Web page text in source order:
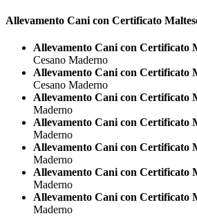
Allevamento Cani con Certificato
Allevamento Cani con Certificato
Cesano Maderno
Allevamento Cani con Certificato
Cesano Maderno
Allevamento Cani con Certificato
Maderno
Allevamento Cani con Certificato
Maderno
Allevamento Cani con Certificato
Maderno
Allevamento Cani con Certificato
Maderno
Allevamento Cani con Certificato
Maderno